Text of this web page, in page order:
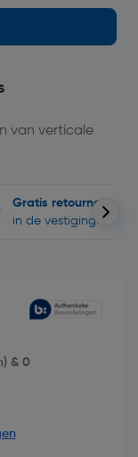
van verticale
Gratis retourneren
in de vestigingen
& 0